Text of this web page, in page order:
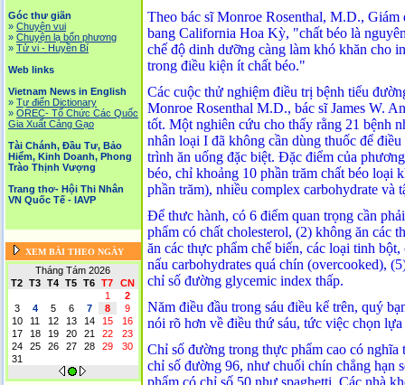
Góc thư giãn
» Chuyện vui
» Chuyện lạ bốn phương
» Tử vi - Huyền Bí
Web links
Vietnam News in English
» Tự điển Dictionary
» OREC- Tố Chức Các Quốc
Gia Xuất Cảng Gạo
Tài Chánh, Đầu Tư, Bảo
Hiểm, Kinh Doanh, Phong
Trào Thịnh Vượng
Trang thơ- Hội Thi Nhân
VN Quốc Tế - IAVP
XEM BÀI THEO NGÀY
Tháng Tám 2026
T2
T3 T4 T5 T6 T7
CN
1
2
3
4 5 6 7 8
9
10
11 12 13 14 15
16
17
18 19 20 21 22
23
24
25 26 27 28 29
30
31
Theo bác sĩ Monroe Rosenthal, M.D.,
bang California Hoa Kỳ, "chất béo là
chế độ dinh dưỡng càng làm khó khăn cho
trong điều kiện ít chất béo."
Các cuộc thử nghiệm điều trị bệnh tiểu
Monroe Rosenthal M.D., bác sĩ James W.
tốt. Một nghiên cứu cho thấy rằng 21 bệnh
nhân loại I đã không cần dùng thuốc để
trình ăn uống đặc biệt. Đặc điểm của
béo, chỉ khoảng 10 phần trăm chất béo loại
phần trăm), nhiều complex carbohydrate và
Để thưc hành, có 6 điểm quan trọng cần
phẩm có chất cholesterol, (2) không ăn các
ăn các thực phẩm chế biến, các loại tinh
nấu carbohydrates quá chín (overcooked),
chỉ số đường glycemic index thấp.
Năm điều đầu trong sáu điều kể trên, quý
nói rõ hơn về điều thứ sáu, tức việc chọn
Chỉ số đường trong thực phẩm cao có
chỉ số đường 96, như chuối chín chẳng hạn
phẩm có chỉ số 50 như spaghetti. Các nhà